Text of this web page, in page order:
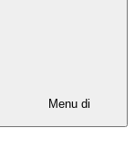
Menu di